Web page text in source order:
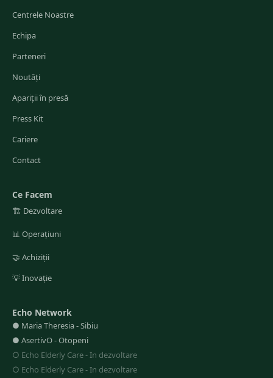
Centrele Noastre
Echipa
Parteneri
Noutăți
Apariții în presă
Press Kit
Cariere
Contact
Ce Facem
🏗️ Dezvoltare
📊 Operațiuni
🤝 Achiziții
💡Inovație
Echo Network
● Maria Theresia-Sibiu
● AsertivO-Otopeni
○ Echo Elderly Care-In dezvoltare
○ Echo Elderly Care-In dezvoltare